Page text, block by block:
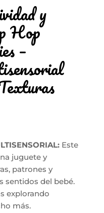
y
Hop
–
Este
juguete y
patrones y
sentidos del bebé.
explorando
más.